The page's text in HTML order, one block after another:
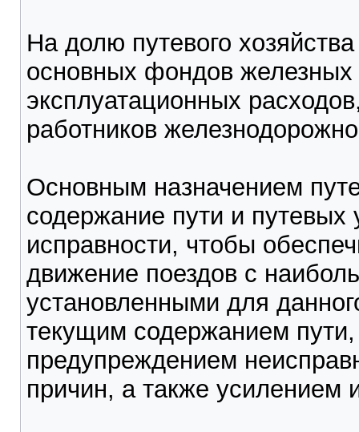
На долю путевого
основных фондов железных
эксплуатационных
работников
Основным назначением
содержание пути и путевых
исправности, чтобы
движение поездов с
установленными для
текущим содержанием
предупреждением
причин, а также усилением